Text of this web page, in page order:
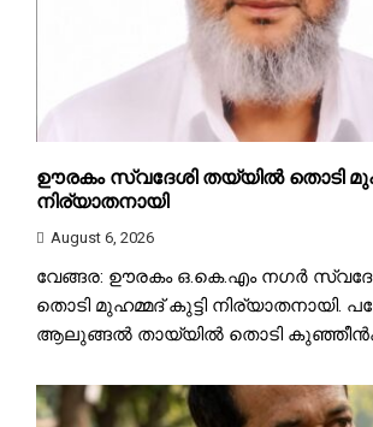
ഊരകം സ്വദേശി തയ്യിൽ തൊടി
നിര്യാതനായി
August 6, 2026
വേങ്ങര: ഊരകം ഒ.കെ.എം നഗർ
തൊടി മുഹമ്മദ് കുട്ടി നിര്യാതനായി.
ആലുങ്ങൽ തായ്യിൽ തൊടി